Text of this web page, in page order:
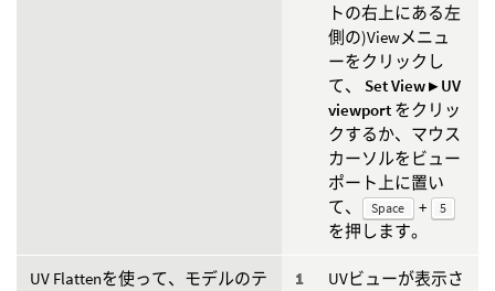
トの右上にある左
側の)Viewメニュ
ーをクリックし
て、 Set View ▸ UV
viewport をクリッ
クするか、マウス
カーソルをビュー
ポート上に置い
て、
Space + 5
を押します。
UV Flattenを使って、モデルのテ
UVビューが表示さ